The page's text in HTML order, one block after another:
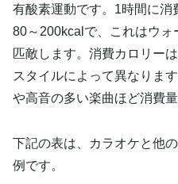
有酸素運動です。1時間に消
80～200kcalで、これはウォ
匹敵します。消費カロリー
スタイルによって異なりま
や高音の多い楽曲ほど消費
下記の表は、カラオケと他
例です。